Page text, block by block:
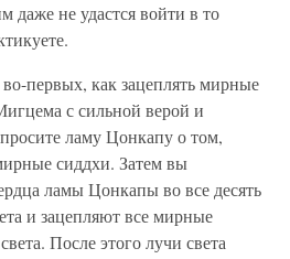
не удастся войти в то
первых, как зацеплять мирные
с сильной верой и
ламу Цонкапу о том,
сиддхи. Затем вы
ламы Цонкапы во все десять
и зацепляют все мирные
После этого лучи света